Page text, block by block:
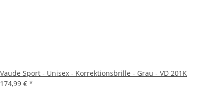
Vaude Sport - Unisex - Korrektionsbrille - Grau - VD 201K
174,99 € *